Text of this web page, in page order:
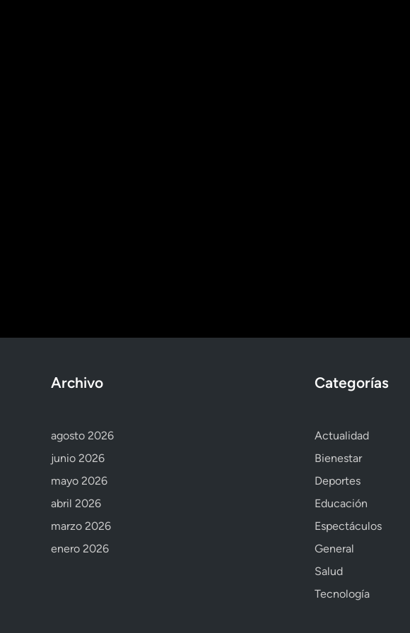
Archivo
agosto 2026
junio 2026
mayo 2026
abril 2026
marzo 2026
enero 2026
Categorías
Actualidad
Bienestar
Deportes
Educación
Espectáculos
General
Salud
Tecnología